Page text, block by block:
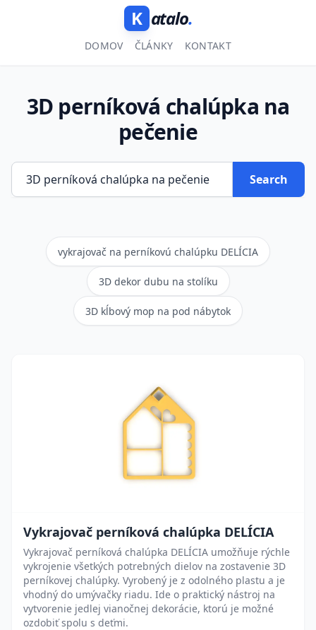
K atalo.
DOMOV ČLÁNKY KONTAKT
3D perníková chalúpka na
pečenie
Search
vykrajovač na perníkovú chalúpku DELÍCIA
3D dekor dubu na stolíku
3D kĺbový mop na pod nábytok
Vykrajovač perníková chalúpka DELÍCIA
Vykrajovač perníková chalúpka DELÍCIA umožňuje rýchle
vykrojenie všetkých potrebných dielov na zostavenie 3D
perníkovej chalúpky. Vyrobený je z odolného plastu a je
vhodný do umývačky riadu. Ide o praktický nástroj na
vytvorenie jedlej vianočnej dekorácie, ktorú je možné
ozdobiť spolu s deťmi.